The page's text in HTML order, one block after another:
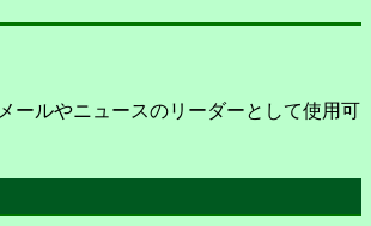
ールやニュースのリーダーとして使用可